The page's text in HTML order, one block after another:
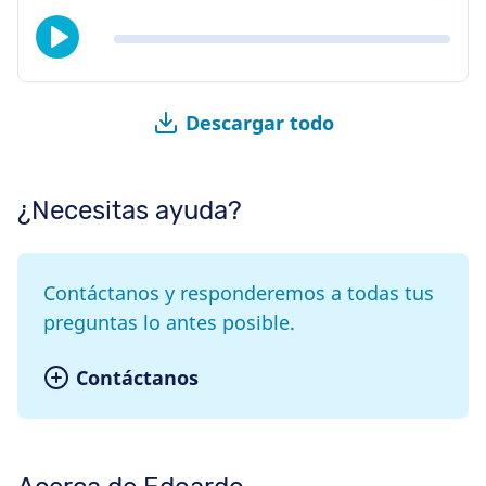
Descargar todo
¿Necesitas ayuda?
Contáctanos y responderemos a todas tus
preguntas lo antes posible.
Contáctanos